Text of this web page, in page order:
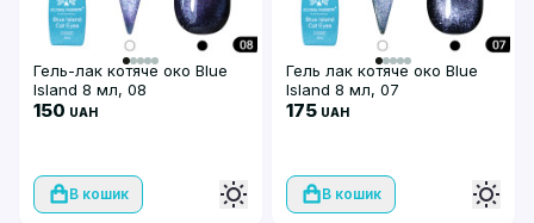
Гель-лак котяче око Blue
Island 8 мл, 08
150 UAH
В кошик
Гель лак котяче око Blue
Island 8 мл, 07
175 UAH
В кошик